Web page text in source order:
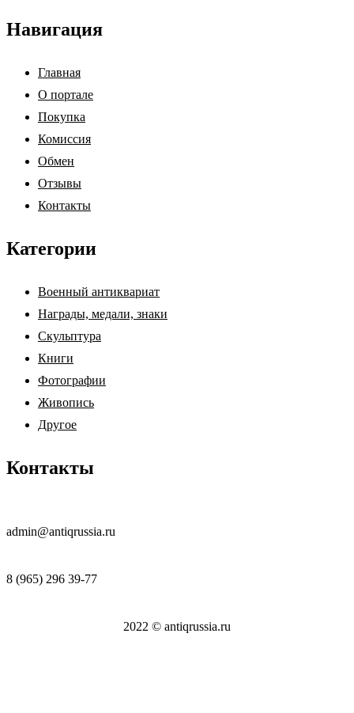
Навигация
Главная
О портале
Покупка
Комиссия
Обмен
Отзывы
Контакты
Категории
Военный антиквариат
Награды, медали, знаки
Скульптура
Книги
Фотографии
Живопись
Другое
Контакты
admin@antiqrussia.ru
8 (965) 296 39-77
2022 © antiqrussia.ru